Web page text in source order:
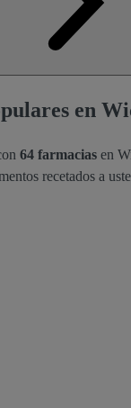
en
64 farmacias en
recetados a